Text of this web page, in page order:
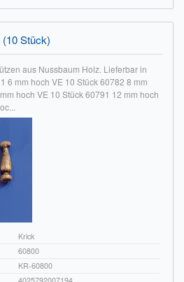
Stück)
aus Nussbaum Holz. Lieferbar in
6 mm hoch VE 10 Stück 60782 8 mm
hoch VE 10 Stück 60791 12 mm hoch
Krick
60800
KR-60800